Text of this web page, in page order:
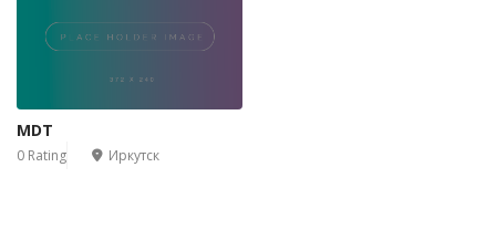
MDT
0 Rating Иркутск